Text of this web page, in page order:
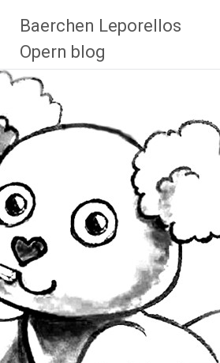
Inhalt
springen
Baerchen Leporellos
Opern blog